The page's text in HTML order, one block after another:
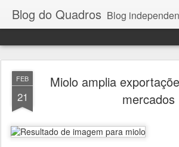
Blog do Quadros Blog independente, de conteúdo noticioso, com foco em economia, negócios,
FEB
21
Miolo amplia
mercados